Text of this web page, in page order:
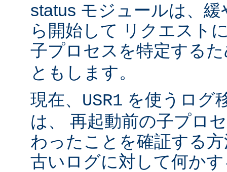
status モジュールは、
ら開始して リクエスト
子プロセスを特定する
ともします。
現在、 USR1 を使うログ
は、 再起動前の子プロ
わったことを確証する
古いログに対して何か